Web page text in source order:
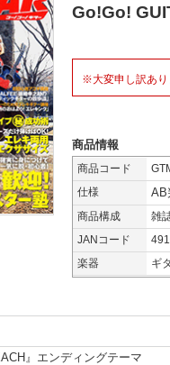
Go!Go!
※大変申し訳あり
商品情報
商品コード
仕様
AB
商品構成
雑
JANコード
楽器
ギ
』エンディングテーマ